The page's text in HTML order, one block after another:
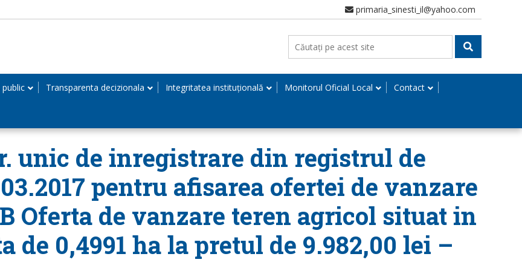
primaria_sinesti_il@yahoo.com
Transparenta decizionala Integritatea instituțională Monitorul Oficial Local Contact
unic de inregistrare din registrul de
pentru afisarea ofertei de vanzare
Oferta de vanzare teren agricol situat in
0,4991 ha la pretul de 9.982,00 lei –